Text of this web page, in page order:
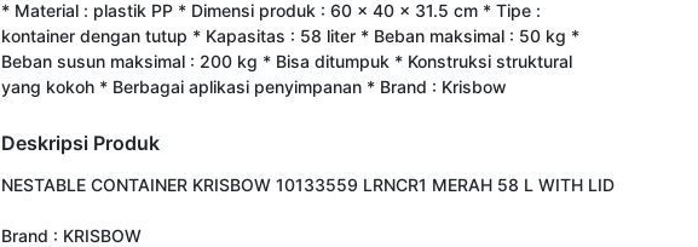
* Material : plastik PP * Dimensi produk : 60 x 40 x 31.5 cm * Tipe :
kontainer dengan tutup * Kapasitas : 58 liter * Beban maksimal : 50 kg *
Beban susun maksimal : 200 kg * Bisa ditumpuk * Konstruksi struktural
yang kokoh * Berbagai aplikasi penyimpanan * Brand : Krisbow
Deskripsi Produk
NESTABLE CONTAINER KRISBOW 10133559 LRNCR1 MERAH 58 L WITH LID
Brand : KRISBOW